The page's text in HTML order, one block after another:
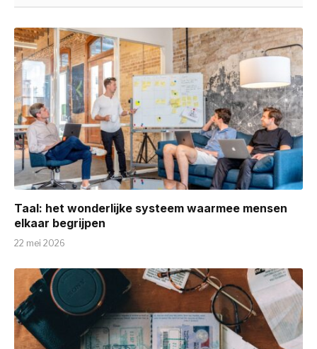
Taal: het wonderlijke systeem waarmee mensen
elkaar begrijpen
22 mei 2026